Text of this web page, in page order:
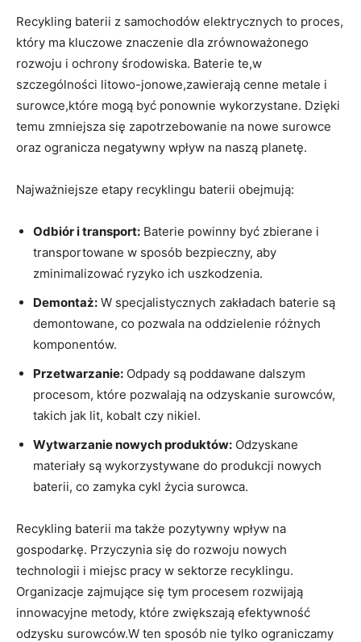
Recykling ‍baterii z samochodów​ elektrycznych to proces,
który ma kluczowe znaczenie dla zrównoważonego
rozwoju i ochrony środowiska. Baterie te,w
⁣szczególności litowo-jonowe,zawierają cenne ⁢metale i
surowce,które‌ mogą być ponownie wykorzystane. Dzięki
temu zmniejsza się zapotrzebowanie na nowe surowce
oraz ogranicza negatywny wpływ na naszą planetę.
Najważniejsze etapy recyklingu baterii obejmują:
Odbiór i transport: Baterie‍ powinny być zbierane i
transportowane w sposób bezpieczny, aby
zminimalizować ryzyko ich uszkodzenia.
Demontaż: W specjalistycznych ⁣zakładach baterie są
demontowane, co pozwala na oddzielenie różnych
komponentów.
Przetwarzanie: ⁤Odpady są poddawane⁤ dalszym
⁤procesom, które pozwalają na odzyskanie surowców,
takich jak lit, kobalt czy nikiel.
Wytwarzanie nowych produktów: Odzyskane
materiały są wykorzystywane do produkcji nowych
baterii, co zamyka cykl życia surowca.
Recykling​ baterii ma ‍także pozytywny wpływ na
gospodarkę. Przyczynia się do rozwoju nowych
technologii i miejsc pracy​ w sektorze recyklingu.
Organizacje zajmujące się tym⁤ procesem rozwijają
innowacyjne metody, ‌które ⁢zwiększają efektywność
⁤odzysku surowców.W ten sposób nie tylko ograniczamy